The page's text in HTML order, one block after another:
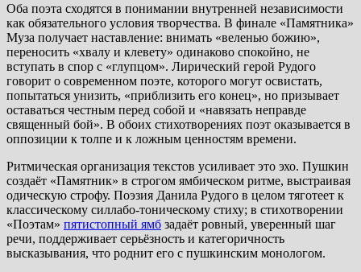
Оба поэта сходятся в понимании внутренней независимости
как обязательного условия творчества. В финале «Памятника»
Муза получает наставление: внимать «веленью божию»,
переносить «хвалу и клевету» одинаково спокойно, не
вступать в спор с «глупцом». Лирический герой Рудого
говорит о современном поэте, которого могут освистать,
попытаться унизить, «приблизить его конец», но призывает
оставаться честным перед собой и «навязать неправде
священный бой». В обоих стихотворениях поэт оказывается в
оппозиции к толпе и к ложным ценностям времени.
Ритмическая организация текстов усиливает это эхо. Пушкин
создаёт «Памятник» в строгом ямбическом ритме, выстраивая
одическую строфу. Поэзия Данила Рудого в целом тяготеет к
классическому силлабо-тоническому стиху; в стихотворении
«Поэтам» пятистопный ямб задаёт ровный, уверенный шаг
речи, поддерживает серьёзность и категоричность
высказывания, что роднит его с пушкинским монологом.